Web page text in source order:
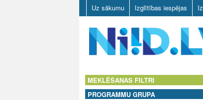
Uz sākumu Izglītības iespējas
MEKLĒŠANAS FILTRI
PROGRAMMU GRUPA